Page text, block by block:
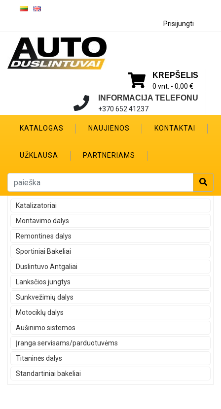
Prisijungti
KREPŠELIS
0 vnt. - 0,00 €
INFORMACIJA TELEFONU
+370 652 41237
KATALOGAS NAUJIENOS KONTAKTAI
UŽKLAUSA PARTNERIAMS
Katalizatoriai
Montavimo dalys
Remontines dalys
Sportiniai Bakeliai
Duslintuvo Antgaliai
Lanksčios jungtys
Sunkvežimių dalys
Motociklų dalys
Aušinimo sistemos
Įranga servisams/parduotuvėms
Titaninės dalys
Standartiniai bakeliai